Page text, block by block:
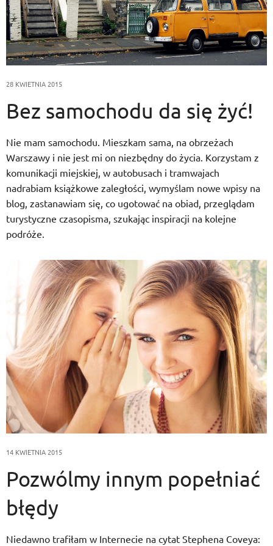
28 KWIETNIA 2015
Bez samochodu da się żyć!
Nie mam samochodu. Mieszkam sama, na obrzeżach
Warszawy i nie jest mi on niezbędny do życia. Korzystam z
komunikacji miejskiej, w autobusach i tramwajach
nadrabiam książkowe zaległości, wymyślam nowe wpisy na
blog, zastanawiam się, co ugotować na obiad, przeglądam
turystyczne czasopisma, szukając inspiracji na kolejne
podróże.
14 KWIETNIA 2015
Pozwólmy innym popełniać
błędy
Niedawno trafiłam w Internecie na cytat Stephena Coveya: